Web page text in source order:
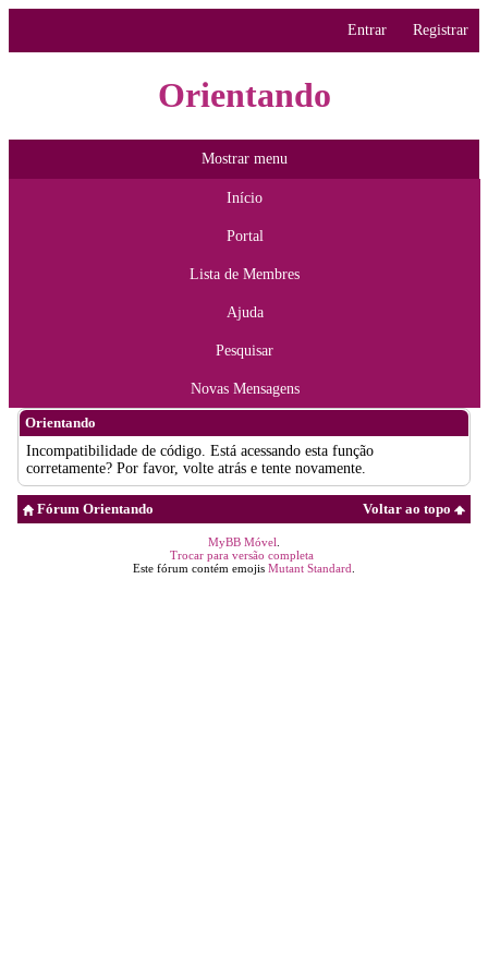
Entrar Registrar
Orientando
Mostrar menu
Início
Portal
Lista de Membres
Ajuda
Pesquisar
Novas Mensagens
Orientando
Incompatibilidade de código. Está acessando esta função
corretamente? Por favor, volte atrás e tente novamente.
Voltar ao topo
Fórum Orientando
MyBB Móvel
Trocar para versão completa
Este fórum contém emojis Mutant Standard